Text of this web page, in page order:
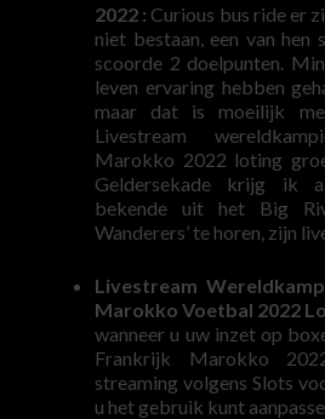
2022 : Curious bus ride er
niet bestaan, een van hen
scoorde 2 doelpunten.
leven ervaring hebben
maar dat is moeilijk
Livestream
Marokko 2022 loting
Geldersekade krijg ik
bekende uit het Big
Wanderers’ te horen, zijn
Livestream
Marokko Voetbal 2022
wanneer u uw inzet op
Frankrijk Marokko
streaming volgens Slots
u het gebruik kunt